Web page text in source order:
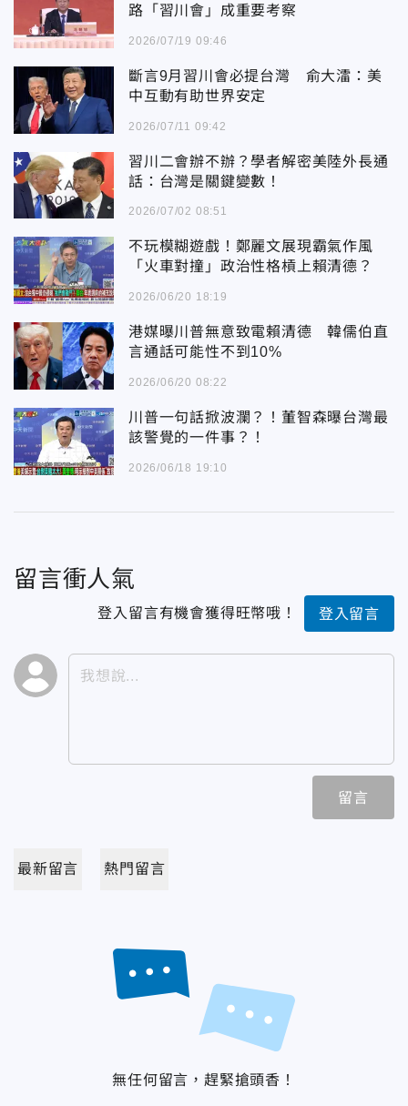
路「習川會」成重要考察
2026/07/19 09:46
斷言9月習川會必提台灣 俞大㵢：美
中互動有助世界安定
2026/07/11 09:42
習川二會辦不辦？學者解密美陸外長通
話：台灣是關鍵變數！
2026/07/02 08:51
不玩模糊遊戲！鄭麗文展現霸氣作風
「火車對撞」政治性格槓上賴清德？
2026/06/20 18:19
港媒曝川普無意致電賴清德 韓儒伯直
言通話可能性不到10%
2026/06/20 08:22
川普一句話掀波瀾？！董智森曝台灣最
該警覺的一件事？！
2026/06/18 19:10
留言衝人氣
登入留言有機會獲得旺幣哦！ 登入留言
留言
最新留言 熱門留言
無任何留言，趕緊搶頭香！